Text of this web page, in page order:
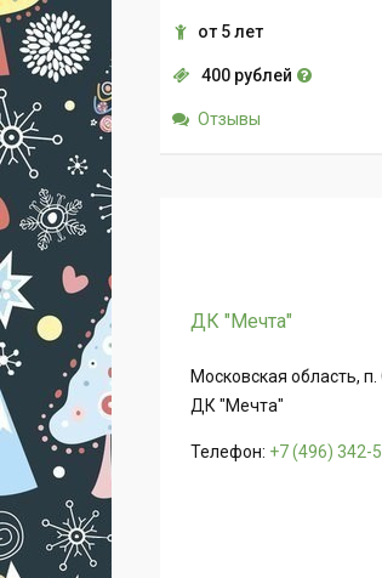
от 5 лет
400 рублей
Отзывы
ДК "Мечта"
Московская область,
ДК "Мечта"
Телефон: +7 (496) 342-